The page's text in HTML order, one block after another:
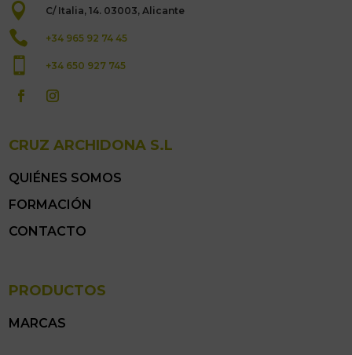
 C/ Italia, 14. 03003, Alicante
 +34 965 92 74 45
+34 650 927 745
CRUZ ARCHIDONA S.L
QUIÉNES SOMOS
FORMACIÓN
CONTACTO
PRODUCTOS
MARCAS